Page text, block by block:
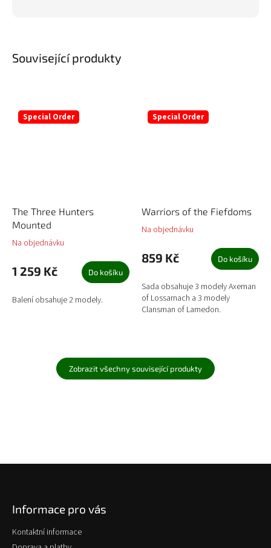
Související produkty
Special Order
The Three Hunters
Mounted
Na objednávku
1 259 Kč Do košíku
Balení obsahuje 2 modely.
Special Order
Warriors of the Fiefdoms
Na objednávku
859 Kč Do košíku
Sada obsahuje 3 modely Axeman
of Lossarnach a 3 modely
Clansman of Lamedon.
Zobrazit všechny související produkty
Informace pro vás
Kontaktní informace